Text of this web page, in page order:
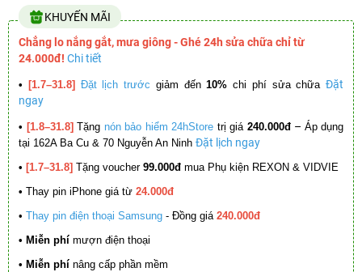
KHUYẾN MÃI
Chẳng lo nắng gắt, mưa giông - Ghé 24h sửa chữa chỉ từ
24.000đ! Chi tiết
• [1.7–31.8] Đặt lịch trước giảm đến10% chi phí sửa chữa Đặt
ngay
• [1.8–31.8] Tặng nón bảo hiểm 24hStore trị giá 240.000đ – Áp dụng
tại 162A Ba Cu & 70 Nguyễn An Ninh Đặt lịch ngay
• [1.7–31.8] Tặng voucher 99.000đ mua Phụ kiện REXON & VIDVIE
• Thay pin iPhone giá từ 24.000đ
• Thay pin điện thoại Samsung - Đồng giá 240.000đ
• Miễn phí mượn điện thoại
• Miễn phí nâng cấp phần mềm